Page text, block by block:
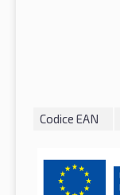
Codice EAN